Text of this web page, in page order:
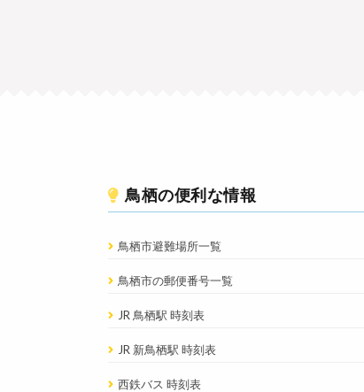
鳥栖の便利な情報
鳥栖市避難場所一覧
鳥栖市の郵便番号一覧
JR 鳥栖駅 時刻表
JR 新鳥栖駅 時刻表
西鉄バス 時刻表